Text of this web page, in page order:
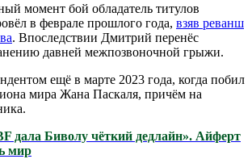
момент бой обладатель титулов
в феврале прошлого года, взяв реванш
. Впоследствии Дмитрий перенёс
давней межпозвоночной грыжи.
ещё в марте 2023 года, когда побил
мира Жана Паскаля, причём на
дала Биволу чёткий дедлайн». Айферт
мир